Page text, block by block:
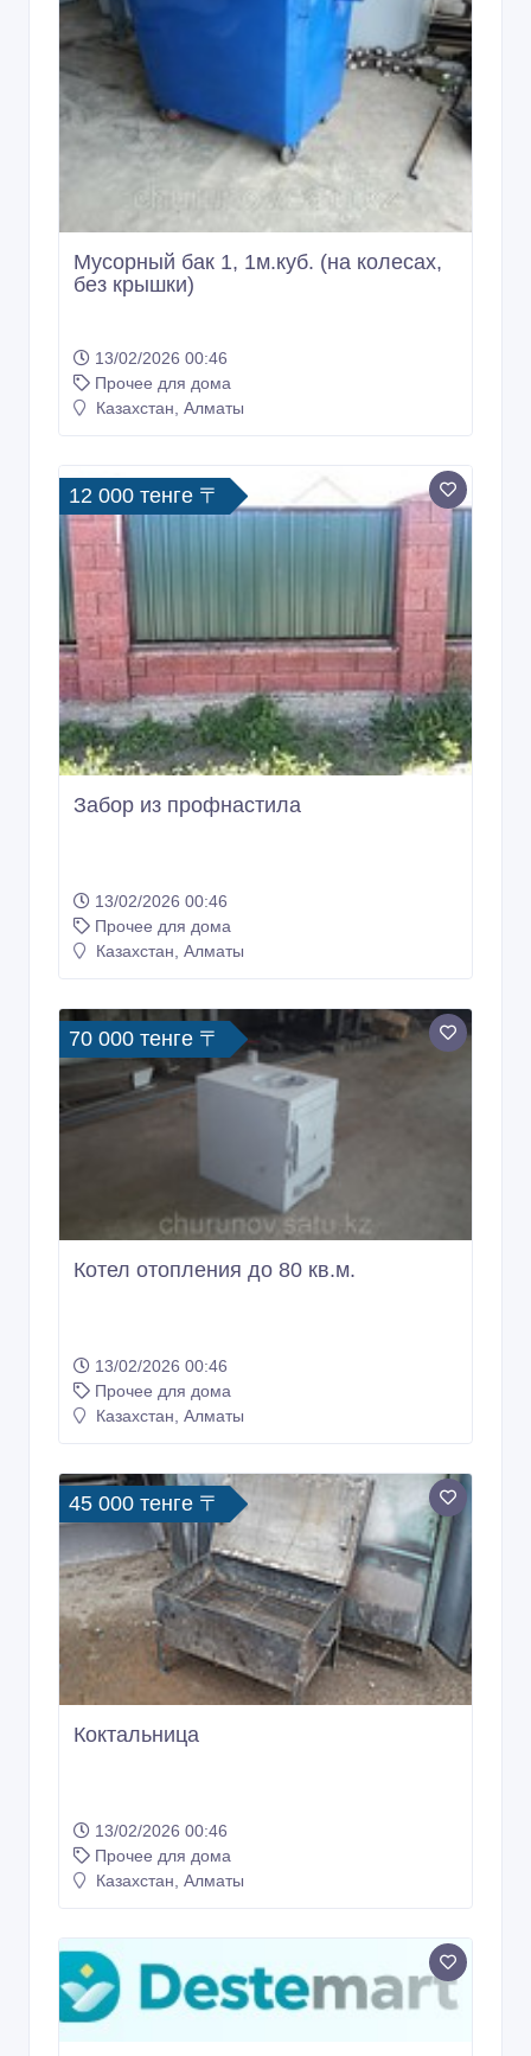
Мусорный бак 1, 1м.куб. (на колесах,
без крышки)
13/02/2026 00:46
Прочее для дома
Казахстан, Алматы
12 000 тенге 〒
Забор из профнастила
13/02/2026 00:46
Прочее для дома
Казахстан, Алматы
70 000 тенге 〒
Котел отопления до 80 кв.м.
13/02/2026 00:46
Прочее для дома
Казахстан, Алматы
45 000 тенге 〒
Коктальница
13/02/2026 00:46
Прочее для дома
Казахстан, Алматы